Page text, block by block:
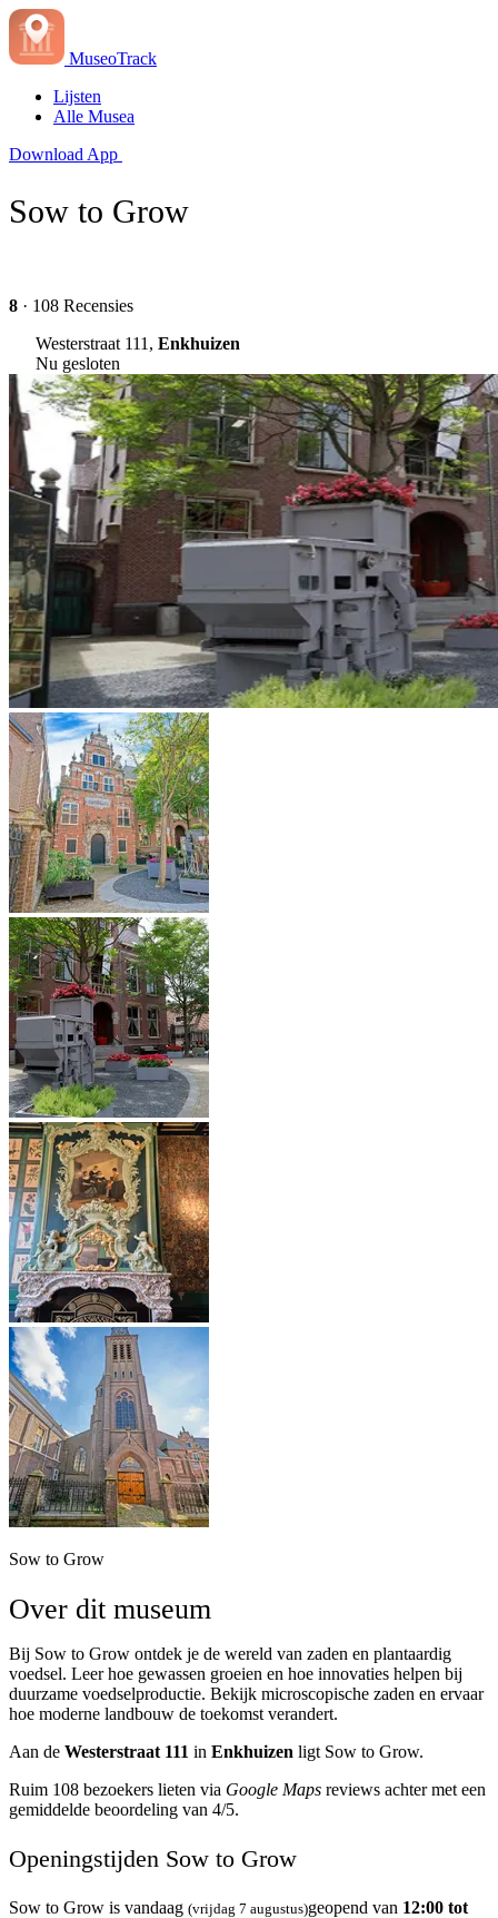
MuseoTrack
Lijsten
Alle Musea
Download App
Sow to Grow
8 · 108 Recensies
Westerstraat 111, Enkhuizen
Nu gesloten
Sow to Grow
Over dit museum
Bij Sow to Grow ontdek je de wereld van zaden en plantaardig
voedsel. Leer hoe gewassen groeien en hoe innovaties helpen bij
duurzame voedselproductie. Bekijk microscopische zaden en ervaar
hoe moderne landbouw de toekomst verandert.
Aan de Westerstraat 111 in Enkhuizen ligt Sow to Grow.
Ruim 108 bezoekers lieten via Google Maps reviews achter met een
gemiddelde beoordeling van 4/5.
Openingstijden Sow to Grow
Sow to Grow is vandaag (vrijdag 7 augustus)geopend van 12:00 tot